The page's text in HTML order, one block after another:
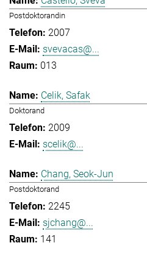
Postdoktorandin
2007
svevacas@...
013
Celik, Safak
Doktorand
2009
scelik@...
Chang, Seok-Jun
Postdoktorand
2245
sjchang@...
141